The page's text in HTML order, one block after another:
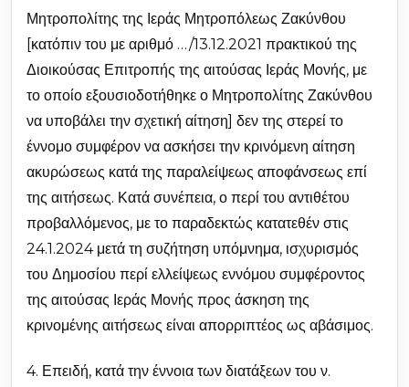
Μητροπολίτης της Ιεράς Μητροπόλεως Ζακύνθου
[κατόπιν του με αριθμό …/13.12.2021 πρακτικού της
Διοικούσας Επιτροπής της αιτούσας Ιεράς Μονής, με
το οποίο εξουσιοδοτήθηκε ο Μητροπολίτης Ζακύνθου
να υποβάλει την σχετική αίτηση] δεν της στερεί το
έννομο συμφέρον να ασκήσει την κρινόμενη αίτηση
ακυρώσεως κατά της παραλείψεως αποφάνσεως επί
της αιτήσεως. Κατά συνέπεια, ο περί του αντιθέτου
προβαλλόμενος, με το παραδεκτώς κατατεθέν στις
24.1.2024 μετά τη συζήτηση υπόμνημα, ισχυρισμός
του Δημοσίου περί ελλείψεως εννόμου συμφέροντος
της αιτούσας Ιεράς Μονής προς άσκηση της
κρινομένης αιτήσεως είναι απορριπτέος ως αβάσιμος.
4. Επειδή, κατά την έννοια των διατάξεων του ν.